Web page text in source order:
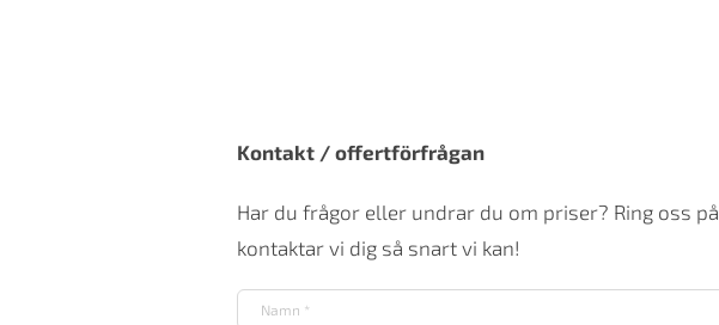
Kontakt / offertförfrågan
Har du frågor eller undrar du om priser? Ring oss på
kontaktar vi dig så snart vi kan!